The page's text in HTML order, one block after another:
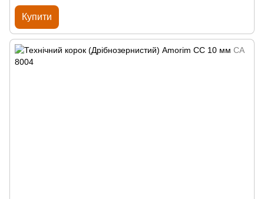
Купити